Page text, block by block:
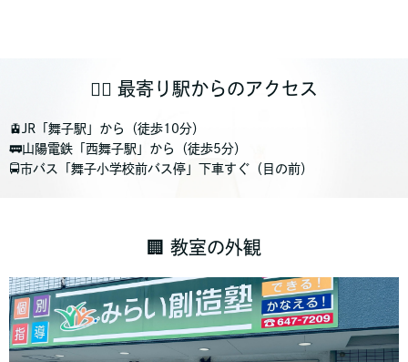
🚶‍♂️ 最寄り駅からのアクセス
🚊JR「舞子駅」から（徒歩10分）
🚃山陽電鉄「西舞子駅」から（徒歩5分）
🚍市バス「舞子小学校前バス停」下車すぐ（目の前）
🏢 教室の外観